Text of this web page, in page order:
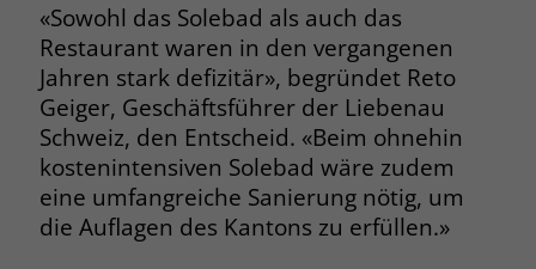
«Sowohl das Solebad als auch das
Restaurant waren in den vergangenen
Jahren stark defizitär», begründet Reto
Geiger, Geschäftsführer der Liebenau
Schweiz, den Entscheid. «Beim ohnehin
kostenintensiven Solebad wäre zudem
eine umfangreiche Sanierung nötig, um
die Auflagen des Kantons zu erfüllen.»
Name cookie_optin
Anbieter www.stiftung-liebenau.ch
Laufzeit 1 Monat
Zweck
Behält die Zustimmung des Benutzers